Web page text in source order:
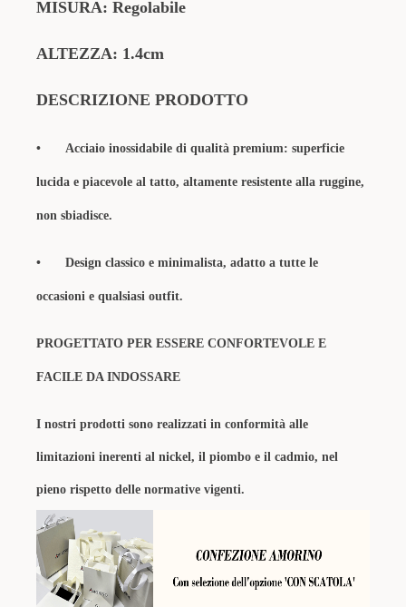
MISURA: Regolabile
ALTEZZA: 1.4cm
DESCRIZIONE PRODOTTO
• Acciaio inossidabile di qualità premium: superficie
lucida e piacevole al tatto, altamente resistente alla ruggine,
non sbiadisce.
• Design classico e minimalista, adatto a tutte le
occasioni e qualsiasi outfit.
PROGETTATO PER ESSERE CONFORTEVOLE E
FACILE DA INDOSSARE
I nostri prodotti sono realizzati in conformità alle
limitazioni inerenti al nickel, il piombo e il cadmio, nel
pieno rispetto delle normative vigenti.